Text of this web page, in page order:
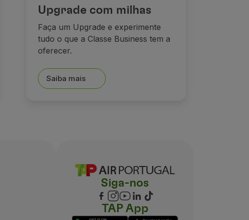
Upgrade com milhas
Faça um Upgrade e experimente
tudo o que a Classe Business tem a
oferecer.
Saiba mais
Siga-nos
TAP App